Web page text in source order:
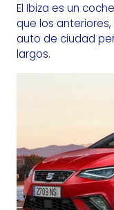
El Ibiza es un
que los
auto de ciudad
largos.